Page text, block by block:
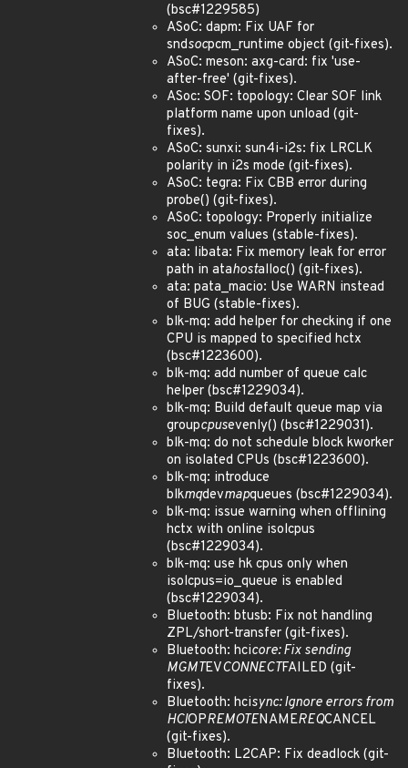
(bsc#1229585)
ASoC: dapm: Fix UAF for
sndsocpcm_runtime object (git-fixes).
ASoC: meson: axg-card: fix 'use-
after-free' (git-fixes).
ASoc: SOF: topology: Clear SOF link
platform name upon unload (git-
fixes).
ASoC: sunxi: sun4i-i2s: fix LRCLK
polarity in i2s mode (git-fixes).
ASoC: tegra: Fix CBB error during
probe() (git-fixes).
ASoC: topology: Properly initialize
soc_enum values (stable-fixes).
ata: libata: Fix memory leak for error
path in atahostalloc() (git-fixes).
ata: pata_macio: Use WARN instead
of BUG (stable-fixes).
blk-mq: add helper for checking if one
CPU is mapped to specified hctx
(bsc#1223600).
blk-mq: add number of queue calc
helper (bsc#1229034).
blk-mq: Build default queue map via
groupcpusevenly() (bsc#1229031).
blk-mq: do not schedule block kworker
on isolated CPUs (bsc#1223600).
blk-mq: introduce
blkmqdevmapqueues (bsc#1229034).
blk-mq: issue warning when offlining
hctx with online isolcpus
(bsc#1229034).
blk-mq: use hk cpus only when
isolcpus=io_queue is enabled
(bsc#1229034).
Bluetooth: btusb: Fix not handling
ZPL/short-transfer (git-fixes).
Bluetooth: hcicore: Fix sending
MGMTEVCONNECTFAILED (git-
fixes).
Bluetooth: hcisync: Ignore errors from
HCIOPREMOTENAMEREQCANCEL
(git-fixes).
Bluetooth: L2CAP: Fix deadlock (git-